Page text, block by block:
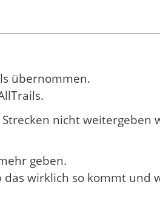
übernommen.
nicht weitergeben
geben.
das wirklich so kommt und